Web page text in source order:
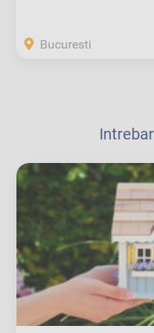
Bucuresti